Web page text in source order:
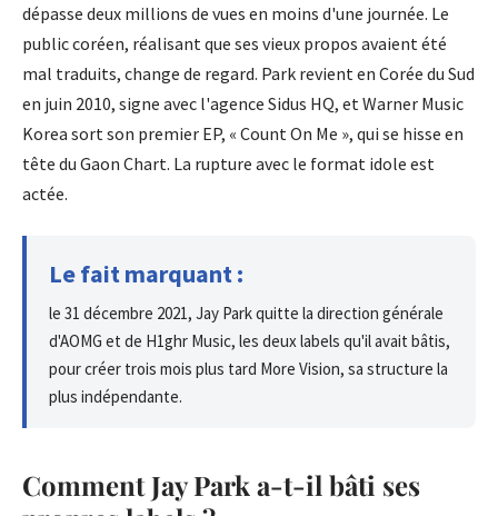
dépasse deux millions de vues en moins d'une journée. Le
public coréen, réalisant que ses vieux propos avaient été
mal traduits, change de regard. Park revient en Corée du Sud
en juin 2010, signe avec l'agence Sidus HQ, et Warner Music
Korea sort son premier EP, « Count On Me », qui se hisse en
tête du Gaon Chart. La rupture avec le format idole est
actée.
Le fait marquant :
le 31 décembre 2021, Jay Park quitte la direction générale
d'AOMG et de H1ghr Music, les deux labels qu'il avait bâtis,
pour créer trois mois plus tard More Vision, sa structure la
plus indépendante.
Comment Jay Park a-t-il bâti ses